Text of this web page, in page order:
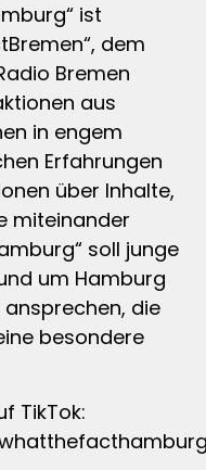
ist
dem
Bremen
aus
in engem
Erfahrungen
über Inhalte,
miteinander
soll junge
um Hamburg
die
besondere
TikTok: